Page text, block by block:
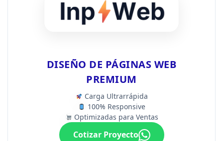
DISEÑO DE PÁGINAS WEB
PREMIUM
Carga Ultrarrápida
100% Responsive
Optimizadas para Ventas
Cotizar Proyecto